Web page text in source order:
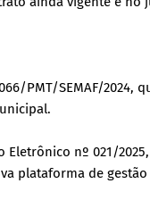
PMT/SEMAF/2024,
nº 021/
plataforma de